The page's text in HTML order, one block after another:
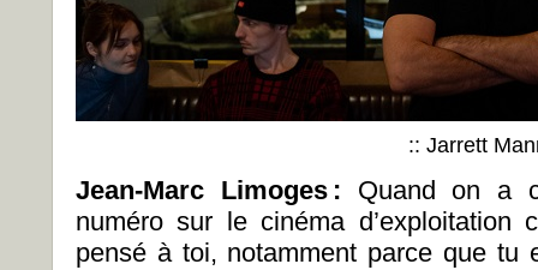
:: Jarrett
Jean-Marc Limoges : Quand on a
numéro sur le cinéma d’exploitation
pensé à toi, notamment parce que tu